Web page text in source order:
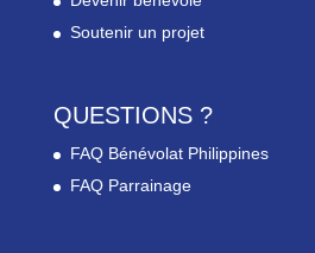
Soutenir un projet
QUESTIONS ?
FAQ Bénévolat Philippines
FAQ Parrainage